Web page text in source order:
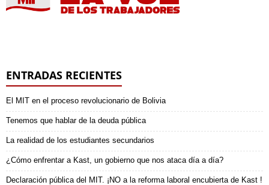
ENTRADAS RECIENTES
El MIT en el proceso revolucionario de Bolivia
Tenemos que hablar de la deuda pública
La realidad de los estudiantes secundarios
¿Cómo enfrentar a Kast, un gobierno que nos ataca día a día?
Declaración pública del MIT. ¡NO a la reforma laboral encubierta de Kast !